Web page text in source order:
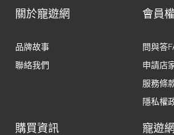
關於寵遊網
品牌故事
聯絡我們
會員
問與答
申請店
服務條
隱私權
購買資訊 寵遊